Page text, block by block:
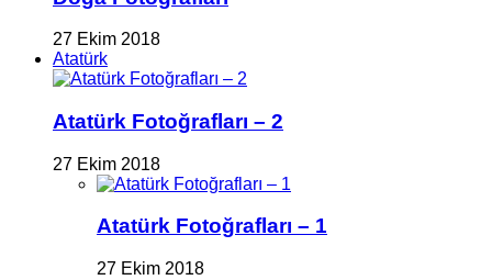
27 Ekim 2018
Atatürk
Atatürk Fotoğrafları – 2
27 Ekim 2018
Atatürk Fotoğrafları – 1
27 Ekim 2018